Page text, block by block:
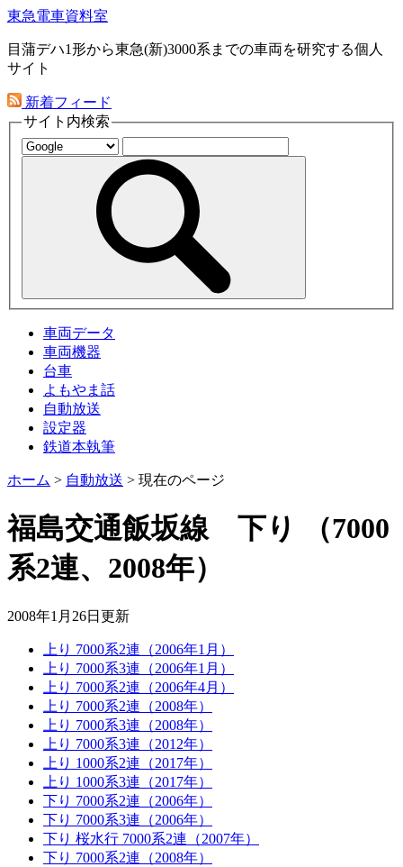
東急電車資料室
目蒲デハ1形から東急(新)3000系までの車両を研究する個人
サイト
新着フィード
サイト内検索
車両データ
車両機器
台車
よもやま話
自動放送
設定器
鉄道本執筆
ホーム > 自動放送 > 現在のページ
福島交通飯坂線 下り
（7000
系2連、2008年）
2008年1月26日 更新
上り 7000系2連（2006年1月）
上り 7000系3連（2006年1月）
上り 7000系2連（2006年4月）
上り 7000系2連（2008年）
上り 7000系3連（2008年）
上り 7000系3連（2012年）
上り 1000系2連（2017年）
上り 1000系3連（2017年）
下り 7000系2連（2006年）
下り 7000系3連（2006年）
下り 桜水行 7000系2連（2007年）
下り 7000系2連（2008年）